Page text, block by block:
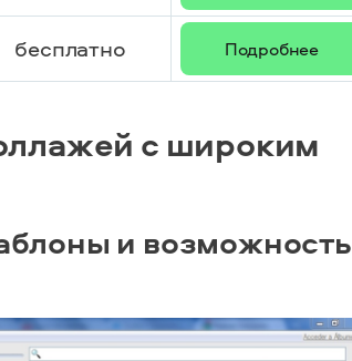
бесплатно Подробнее
с широким
и возможность